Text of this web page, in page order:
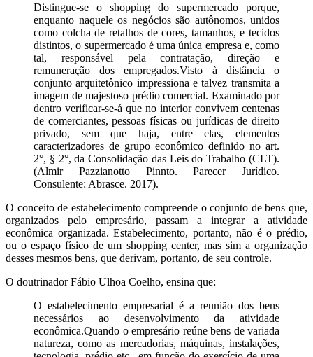
Distingue-se o shopping do supermercado porque,
enquanto naquele os negócios são autônomos, unidos
como colcha de retalhos de cores, tamanhos, e tecidos
distintos, o supermercado é uma única empresa e, como
tal, responsável pela contratação, direção e
remuneração dos empregados.Visto à distância o
conjunto arquitetônico impressiona e talvez transmita a
imagem de majestoso prédio comercial. Examinado por
dentro verificar-se-á que no interior convivem centenas
de comerciantes, pessoas físicas ou jurídicas de direito
privado, sem que haja, entre elas, elementos
caracterizadores de grupo econômico definido no art.
2°, § 2°, da Consolidação das Leis do Trabalho (CLT).
(Almir Pazzianotto Pinnto. Parecer Jurídico.
Consulente: Abrasce. 2017).
O conceito de estabelecimento compreende o conjunto de bens que,
organizados pelo empresário, passam a integrar a atividade
econômica organizada. Estabelecimento, portanto, não é o prédio,
ou o espaço físico de um shopping center, mas sim a organização
desses mesmos bens, que derivam, portanto, de seu controle.
O doutrinador Fábio Ulhoa Coelho, ensina que:
O estabelecimento empresarial é a reunião dos bens
necessários ao desenvolvimento da atividade
econômica.Quando o empresário reúne bens de variada
natureza, como as mercadorias, máquinas, instalações,